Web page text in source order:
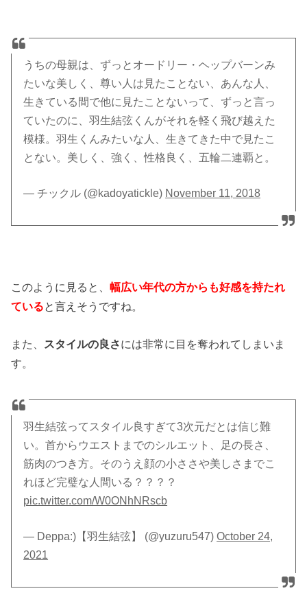
うちの母親は、ずっとオードリー・ヘップバーンみ
たいな美しく、尊い人は見たことない、あんな人、
生きている間で他に見たことないって、ずっと言っ
ていたのに、羽生結弦くんがそれを軽く飛び越えた
模様。羽生くんみたいな人、生きてきた中で見たこ
とない。美しく、強く、性格良く、五輪二連覇と。
— チックル (@kadoyatickle) November 11, 2018
このように見ると、幅広い年代の方からも好感を持たれ
ていると言えそうですね。
また、 スタイルの良さには非常に目を奪われてしまいま
す。
羽生結弦ってスタイル良すぎて3次元だとは信じ難
い。首からウエストまでのシルエット、足の長さ、
筋肉のつき方。そのうえ顔の小ささや美しさまでこ
れほど完璧な人間いる？？？？
pic.twitter.com/W0ONhNRscb
— Deppa:)【羽生結弦】 (@yuzuru547)October 24,
2021